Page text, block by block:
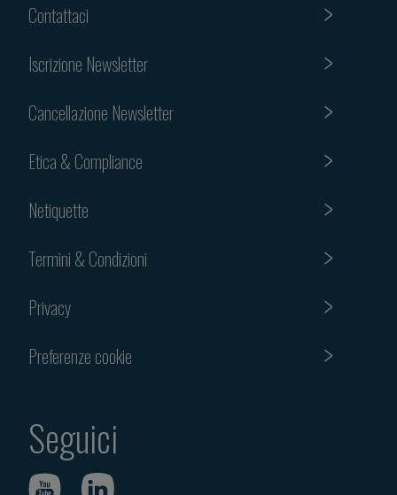
Contattaci
Iscrizione Newsletter
Cancellazione Newsletter
Etica & Compliance
Netiquette
Termini & Condizioni
Privacy
Preferenze cookie
Seguici